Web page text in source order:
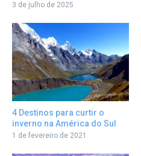
3 de julho de 2025
4 Destinos para curtir o
inverno na América do Sul
1 de fevereiro de 2021